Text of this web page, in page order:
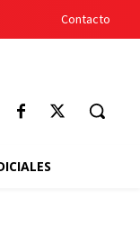
Contacto